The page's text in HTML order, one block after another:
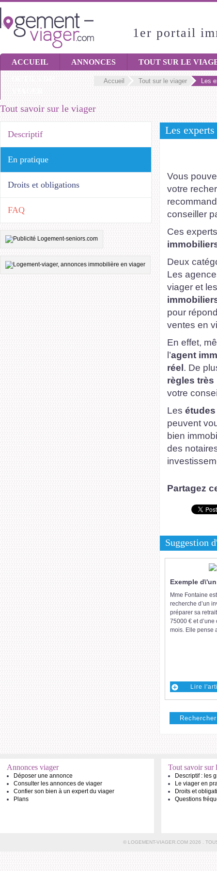
1er portail
ACCUEIL ANNONCES TOUT SUR LE
Accueil Tout sur le viager Les
Tout savoir sur le viager
Descriptif
En pratique
Droits et obligations
FAQ
Les
Vous
votre
conseiller
Ces
Deux
Les
viager et
pour
ventes en
En effet,
l’agent
réel . De
règles
votre
Les
peuvent
bien
des
Partagez
Suggestion
Exemple
Mme Fontaine
recherche d’un
préparer sa
75000 € et
mois. Elle pense
Lire
Annonces viager
Déposer une annonce
Consulter les annonces de viager
Confier son bien à un expert du viager
Plans
Tout savoir sur
Descriptif : les
Le viager en
Droits et
Questions
© LOGEMENT-VIAGER.COM 2026 .